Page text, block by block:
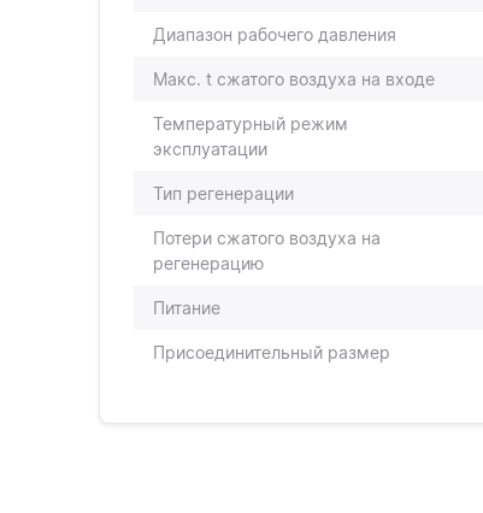
Диапазон рабочего давления
Макс. t сжатого воздуха на входе
Температурный режим
эксплуатации
Тип регенерации
Потери сжатого воздуха на
регенерацию
Питание
Присоединительный размер